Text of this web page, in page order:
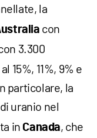
la
con
3.300
11%, 9% e
particolare, la
di uranio nel
in Canada, che